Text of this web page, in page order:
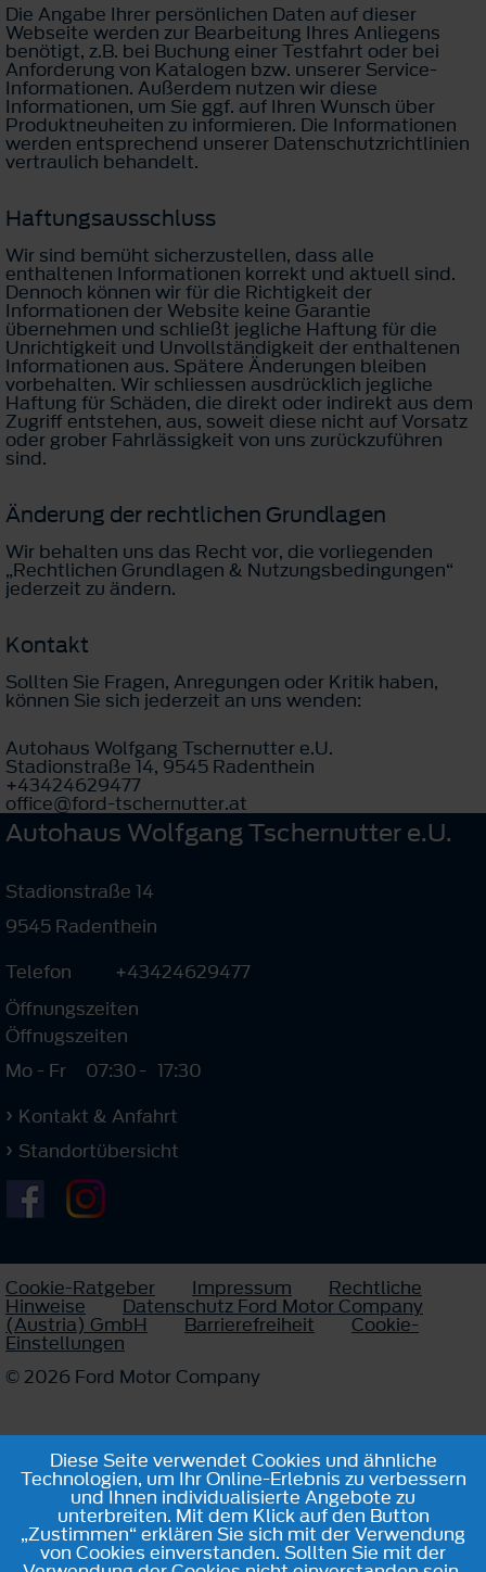
Die Angabe Ihrer persönlichen Daten auf dieser
Webseite werden zur Bearbeitung Ihres Anliegens
benötigt, z.B. bei Buchung einer Testfahrt oder bei
Anforderung von Katalogen bzw. unserer Service-
Informationen. Außerdem nutzen wir diese
Informationen, um Sie ggf. auf Ihren Wunsch über
Produktneuheiten zu informieren. Die Informationen
werden entsprechend unserer Datenschutzrichtlinien
vertraulich behandelt.
Haftungsausschluss
Wir sind bemüht sicherzustellen, dass alle
enthaltenen Informationen korrekt und aktuell sind.
Dennoch können wir für die Richtigkeit der
Informationen der Website keine Garantie
übernehmen und schließt jegliche Haftung für die
Unrichtigkeit und Unvollständigkeit der enthaltenen
Informationen aus. Spätere Änderungen bleiben
vorbehalten. Wir schliessen ausdrücklich jegliche
Haftung für Schäden, die direkt oder indirekt aus dem
Zugriff entstehen, aus, soweit diese nicht auf Vorsatz
oder grober Fahrlässigkeit von uns zurückzuführen
sind.
Änderung der rechtlichen Grundlagen
Wir behalten uns das Recht vor, die vorliegenden
„Rechtlichen Grundlagen & Nutzungsbedingungen“
jederzeit zu ändern.
Kontakt
Sollten Sie Fragen, Anregungen oder Kritik haben,
können Sie sich jederzeit an uns wenden:
Autohaus Wolfgang Tschernutter e.U.
Stadionstraße 14, 9545 Radenthein
+43424629477
office@ford-tschernutter.at
Autohaus Wolfgang Tschernutter e.U.
Stadionstraße 14
9545 Radenthein
Telefon
+43424629477
Öffnungszeiten
Öffnugszeiten
Mo - Fr
07:30- 17:30
Kontakt & Anfahrt
Standortübersicht
Cookie-Ratgeber Impressum Rechtliche
Hinweise Datenschutz Ford Motor Company
(Austria) GmbH Barrierefreiheit Cookie-
Einstellungen
© 2026 Ford Motor Company
Diese Seite verwendet Cookies und ähnliche
Technologien, um Ihr Online-Erlebnis zu verbessern
und Ihnen individualisierte Angebote zu
unterbreiten. Mit dem Klick auf den Button
„Zustimmen“ erklären Sie sich mit der Verwendung
von Cookies einverstanden. Sollten Sie mit der